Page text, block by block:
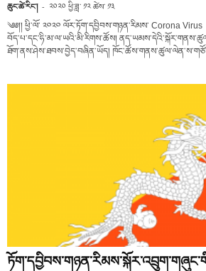
ཆུང་ཚེ་རིང་། - ༢༠༢༠ ཕྱི་ཟླ་ ༡༢ ཚེས་ ༡༣
༄༅།། ཕྱི་ལོ་ ༢༠༢༠ ལོར་ཏོག་དབྱིབས་གཉན་རིམས་ Corona Virus
བོད་པ་དང་ཧི་མ་ལ་ཡའི་མི་རིགས་ཚོས།
ཐོག་ནས་ཤེས་ཐབས་བྱེད་བཞིན་ཡོད།